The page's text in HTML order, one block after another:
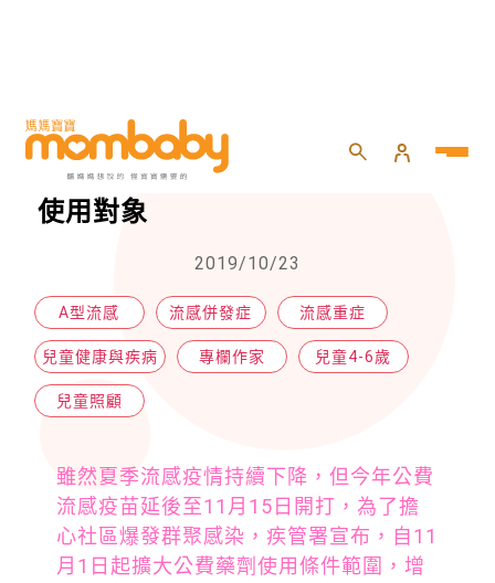
HOME 兒童 兒童照顧
流感疫苗遲到！提早擴大公費藥劑
使用對象
2019/10/23
A型流感 流感併發症 流感重症
兒童健康與疾病 專欄作家 兒童4-6歲
兒童照顧
雖然夏季流感疫情持續下降，但今年公費
流感疫苗延後至11月15日開打，為了擔
心社區爆發群聚感染，疾管署宣布，自11
月1日起擴大公費藥劑使用條件範圍，增